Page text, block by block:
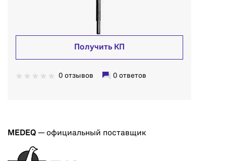
Получить КП
0 отзывов 0 ответов
MEDEQ — официальный поставщик